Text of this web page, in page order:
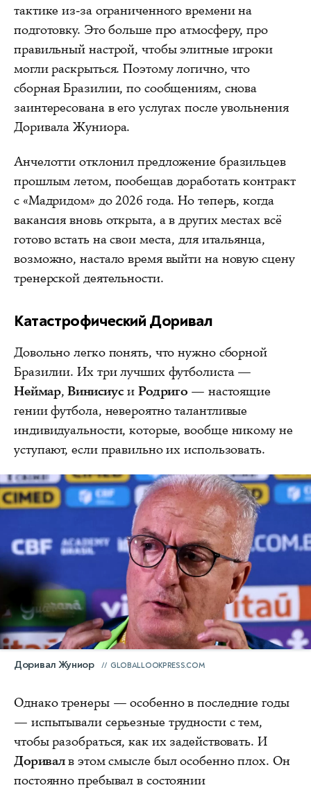
тактике из-за ограниченного времени на
подготовку. Это больше про атмосферу, про
правильный настрой, чтобы элитные игроки
могли раскрыться. Поэтому логично, что
сборная Бразилии, по сообщениям, снова
заинтересована в его услугах после увольнения
Доривала Жуниора.
Анчелотти отклонил предложение бразильцев
прошлым летом, пообещав доработать контракт
с «Мадридом» до 2026 года. Но теперь, когда
вакансия вновь открыта, а в других местах всё
готово встать на свои места, для итальянца,
возможно, настало время выйти на новую сцену
тренерской деятельности.
Катастрофический Доривал
Довольно легко понять, что нужно сборной
Бразилии. Их три лучших футболиста —
Неймар,Винисиус и Родриго — настоящие
гении футбола, невероятно талантливые
индивидуальности, которые, вообще никому не
уступают, если правильно их использовать.
Доривал Жуниор GLOBALLOOKPRESS.COM
Однако тренеры — особенно в последние годы
— испытывали серьезные трудности с тем,
чтобы разобраться, как их задействовать. И
Доривалв этом смысле был особенно плох. Он
постоянно пребывал в состоянии